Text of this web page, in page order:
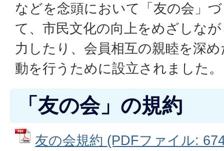
などを念頭において「友の会」
て、市民文化の向上をめざしな
力したり、会員相互の親睦を深
動を行うために設立されました。
「友の会」の規約
友の会規約 (PDFファイル: